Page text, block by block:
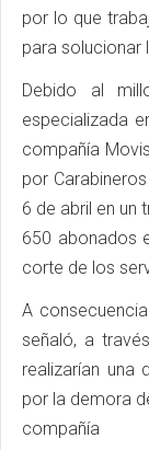
por lo que
para solucionar
Debido al
especializada
compañía
por
6 de abril en un
650 abonados
corte de los
A
señaló, a
realizarían una
por la demora
compañía